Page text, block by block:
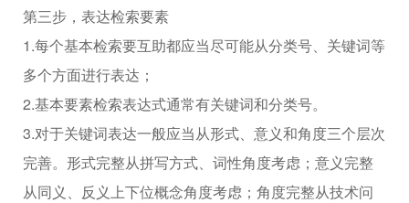
第三步，表达检索要素
1.每个基本检索要互助都应当尽可能从分类号、关键词等
多个方面进行表达；
2.基本要素检索表达式通常有关键词和分类号。
3.对于关键词表达一般应当从形式、意义和角度三个层次
完善。形式完整从拼写方式、词性角度考虑；意义完整
从同义、反义上下位概念角度考虑；角度完整从技术问